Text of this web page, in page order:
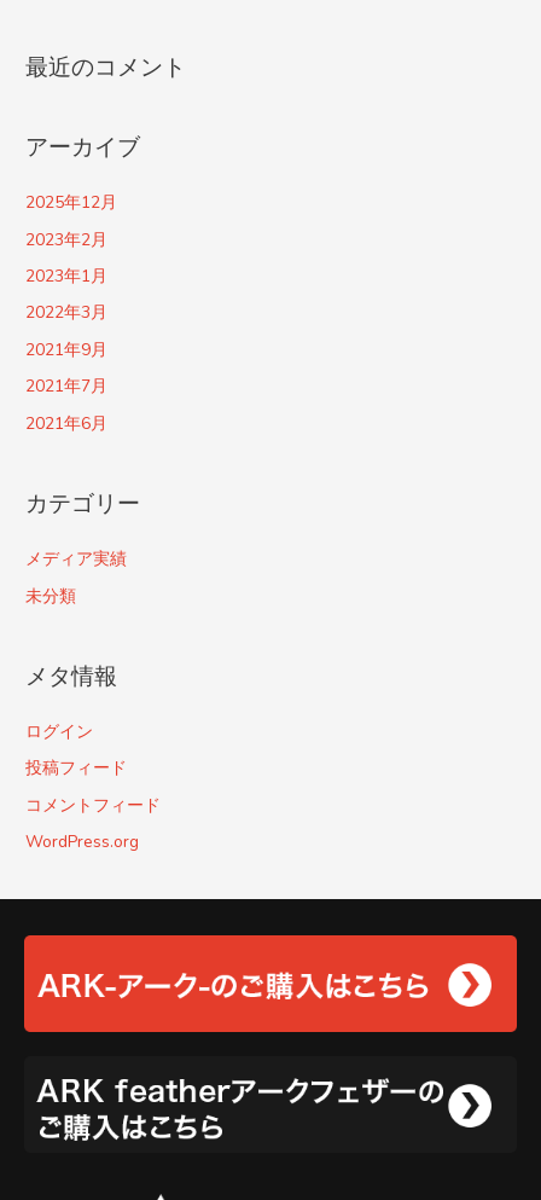
最近のコメント
アーカイブ
2025年12月
2023年2月
2023年1月
2022年3月
2021年9月
2021年7月
2021年6月
カテゴリー
メディア実績
未分類
メタ情報
ログイン
投稿フィード
コメントフィード
WordPress.org